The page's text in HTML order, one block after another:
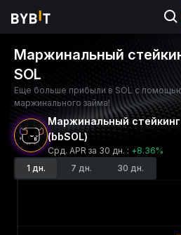
Маржинальный
SOL
Еще больше прибыли в SOL с
маржинального займа!
Маржинальный стейкинг
(bbSOL)
Срд. APR за 30 дн. : +8.36%
1 дн.
7 дн. 30 дн.